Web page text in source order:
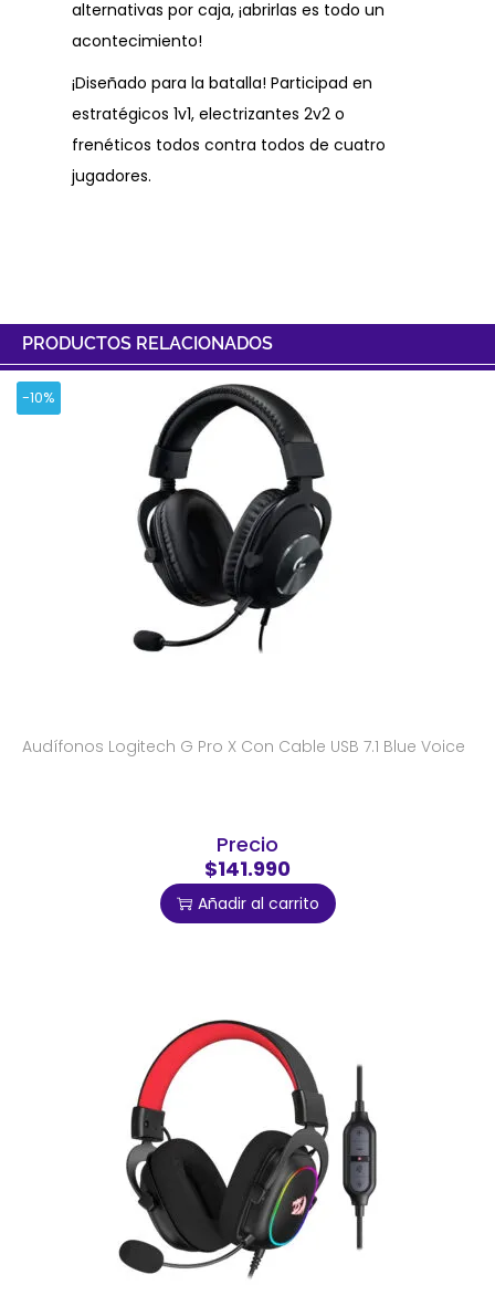
alternativas por caja, ¡abrirlas es todo un
acontecimiento!
¡Diseñado para la batalla! Participad en
estratégicos 1v1, electrizantes 2v2 o
frenéticos todos contra todos de cuatro
jugadores.
PRODUCTOS RELACIONADOS
-10%
Audífonos Logitech G Pro X Con Cable USB 7.1 Blue Voice
Precio
$141.990
Añadir al carrito